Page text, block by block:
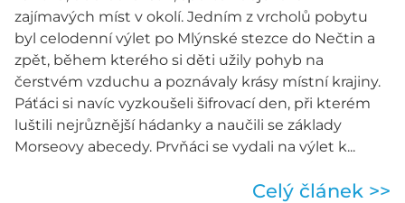
zajímavých míst v okolí. Jedním z vrcholů pobytu
byl celodenní výlet po Mlýnské stezce do Nečtin a
zpět, během kterého si děti užily pohyb na
čerstvém vzduchu a poznávaly krásy místní krajiny.
Páťáci si navíc vyzkoušeli šifrovací den, při kterém
luštili nejrůznější hádanky a naučili se základy
Morseovy abecedy. Prvňáci se vydali na výlet k...
Celý článek >>